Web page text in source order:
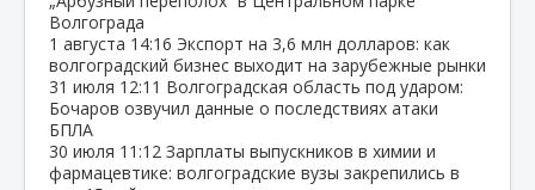
Волгограда
1 августа 14:16 Экспорт на 3,6 млн долларов: как
волгоградский бизнес выходит на зарубежные рынки
31 июля 12:11 Волгоградская область под ударом:
Бочаров озвучил данные о последствиях атаки
БПЛА
30 июля 11:12 Зарплаты выпускников в химии и
фармацевтике: волгоградские вузы закрепились в